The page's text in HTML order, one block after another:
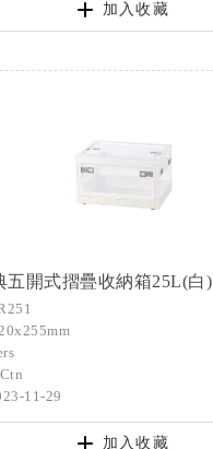
加入收藏
五開式摺疊收納箱25L(白)
11-29
加入收藏